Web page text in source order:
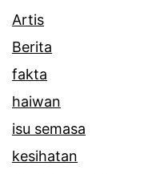
Artis
Berita
fakta
haiwan
isu semasa
kesihatan